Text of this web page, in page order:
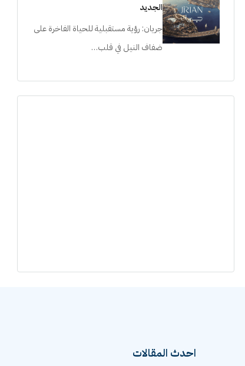
الجديد
جريان: رؤية مستقبلية للحياة الفاخرة على
ضفاف النيل في قلب…
احدث المقالات